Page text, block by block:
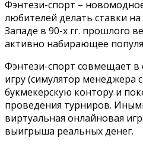
Фэнтези-спорт –
любителей делать ставки
Западе в 90-х гг. прошлого
активно набирающее
Фэнтези-спорт совмещает
игру (симулятор менеджера
букмекерскую контору и
проведения турниров.
виртуальная онлайновая
выигрыша реальных денег.